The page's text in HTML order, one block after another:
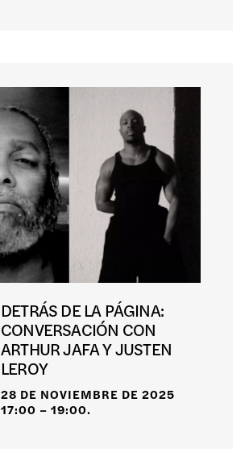
DETRÁS DE LA PÁGINA:
CONVERSACIÓN CON
ARTHUR JAFA Y JUSTEN
LEROY
28 DE NOVIEMBRE DE 2025
17:00 – 19:00.